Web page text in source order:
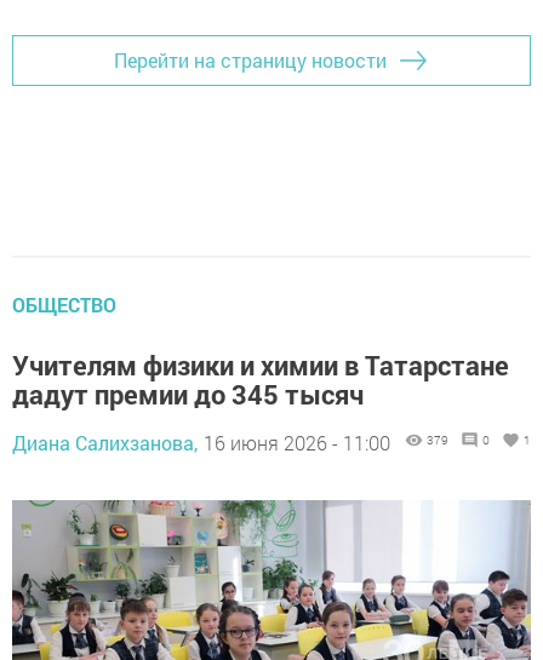
Перейти на страницу новости
ОБЩЕСТВО
Учителям физики и химии в Татарстане
дадут премии до 345 тысяч
Диана Салихзанова, 16 июня 2026 - 11:00 379 0 1